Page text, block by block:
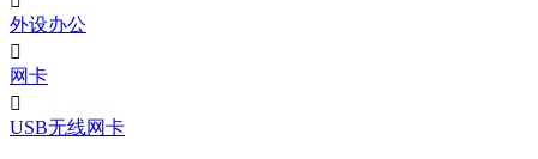
外设办公

网卡

USB无线网卡